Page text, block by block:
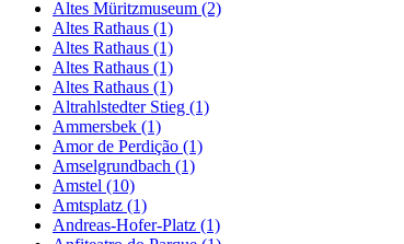
Altes Müritzmuseum (2)
Altes Rathaus (1)
Altes Rathaus (1)
Altes Rathaus (1)
Altes Rathaus (1)
Altrahlstedter Stieg (1)
Ammersbek (1)
Amor de Perdição (1)
Amselgrundbach (1)
Amstel (10)
Amtsplatz (1)
Andreas-Hofer-Platz (1)